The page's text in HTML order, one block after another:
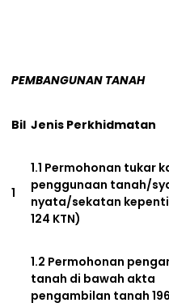
PEMBANGUNAN TANAH
Bil Jenis Perkhidmatan
1
1.1 Permohonan tukar
penggunaan tanah/
nyata/sekatan
124 KTN)
1.2 Permohonan
tanah di bawah akta
pengambilan tanah